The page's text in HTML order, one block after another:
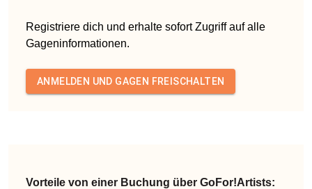
Registriere dich und erhalte sofort Zugriff auf alle
Gageninformationen.
ANMELDEN UND GAGEN FREISCHALTEN
Vorteile von einer Buchung über GoFor!Artists: